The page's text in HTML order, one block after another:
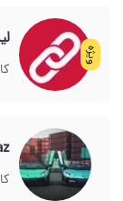
ویژه